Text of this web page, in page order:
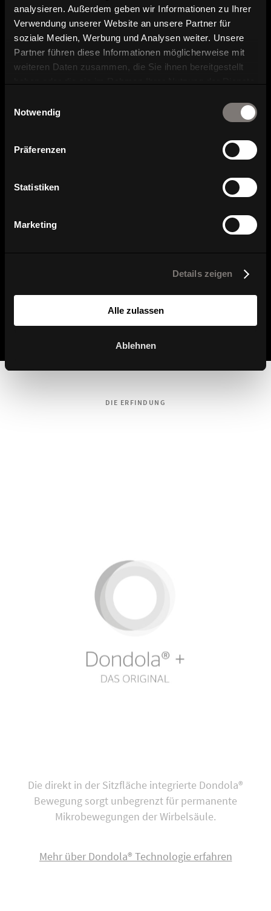
analysieren. Außerdem geben wir Informationen zu Ihrer
Verwendung unserer Website an unsere Partner für
soziale Medien, Werbung und Analysen weiter. Unsere
Partner führen diese Informationen möglicherweise mit
weiteren Daten zusammen, die Sie ihnen bereitgestellt
Notwendig
Präferenzen
Statistiken
Marketing
Details zeigen
Alle zulassen
Ablehnen
Serienübersicht
W-1970 Low W-1970 Chair
DIE ERFINDUNG
Die direkt in der Sitzfläche integrierte Dondola®
Bewegung sorgt unbegrenzt für permanente
Mikrobewegungen der Wirbelsäule.
Mehr über Dondola® Technologie erfahren